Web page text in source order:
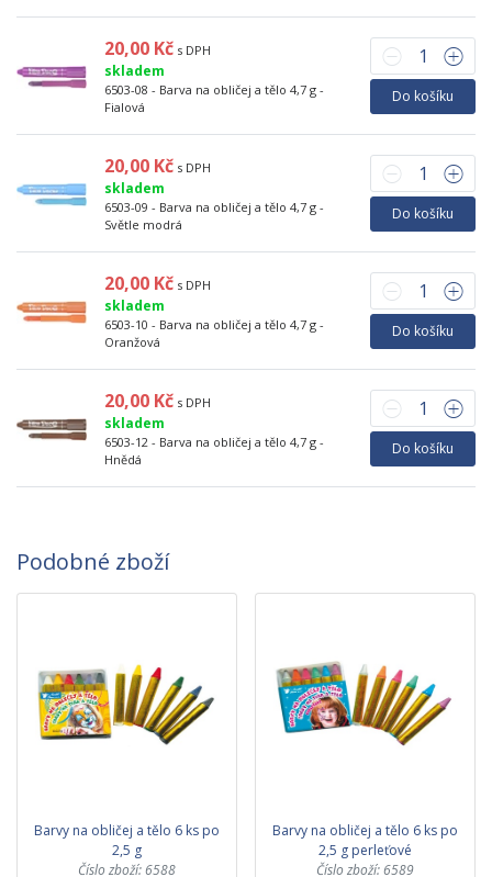
20,00 Kč s DPH
skladem
6503-08 - Barva na obličej a tělo 4,7 g -
Fialová
Do košíku
20,00 Kč s DPH
skladem
6503-09 - Barva na obličej a tělo 4,7 g -
Světle modrá
Do košíku
20,00 Kč s DPH
skladem
6503-10 - Barva na obličej a tělo 4,7 g -
Oranžová
Do košíku
20,00 Kč s DPH
skladem
6503-12 - Barva na obličej a tělo 4,7 g -
Hnědá
Do košíku
Podobné zboží
Barvy na obličej a tělo 6 ks po
2,5 g
Číslo zboží: 6588
Barvy na obličej a tělo 6 ks po
2,5 g perleťové
Číslo zboží: 6589